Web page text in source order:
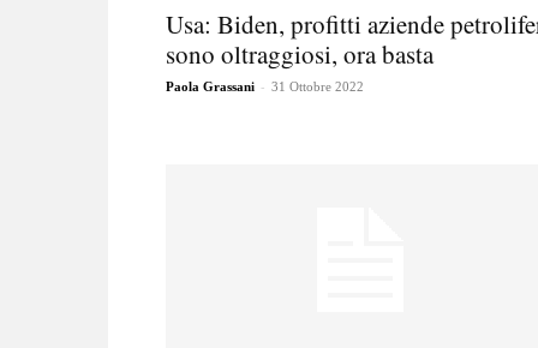
Usa: Biden, profitti aziende
sono oltraggiosi, ora basta
Paola Grassani - 31 Ottobre 2022